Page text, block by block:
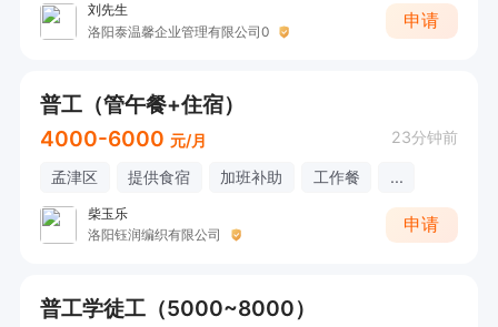
刘先生
洛阳泰温馨企业管理有限公司0
申请
普工（管午餐+住宿）
4000-6000 元/月 23分钟前
孟津区 提供食宿 加班补助 工作餐 ...
柴玉乐
洛阳钰润编织有限公司
申请
普工学徒工（5000~8000）